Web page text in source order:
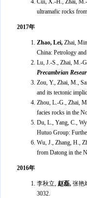
Cui, X.-H., Zhai,
ultramafic rocks
2017年
Zhao, Lei, Zhai,
China: Petrology
Lu, J.-S., Zhai, M.-
Precambrian
Zou, Y., Zhai, M.,
and its tectonic
Zhou, L.-G., Zhai,
facies rocks in the
Du, L., Yang, C.,
Hutuo Group:
Wu, J., Zhang, H.,
from Datong in the
2016年
李秋立, 赵磊, 张艳
3032.